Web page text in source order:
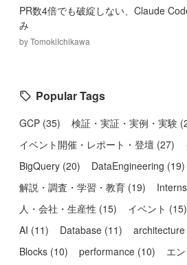
PR数4倍でも破綻しない、Claude
み
byTomokiIchikawa
Popular Tags
GCP (35) 検証・実証・実例・実験 (
イベント開催・レポート・登壇 (27)
BigQuery (20) DataEngineering (19)
解説・調査・学習・教育 (19)
人・会社・生産性 (15) イベント (15)
AI (11) Database (11) architecture
Blocks (10) performance (10) エ